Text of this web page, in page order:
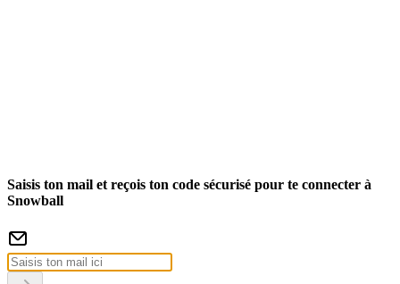
Saisis ton mail et reçois ton code sécurisé pour te connecter à
Snowball